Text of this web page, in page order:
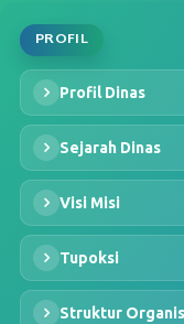
PROFIL
Profil Dinas
Sejarah Dinas
Visi Misi
Tupoksi
Struktur